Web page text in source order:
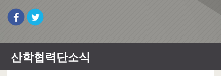
산학협력단소식